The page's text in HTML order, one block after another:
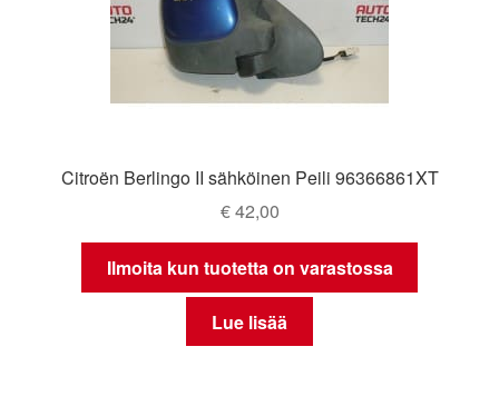
Citroën Berlingo II sähköinen Peili 96366861XT
€42,00
Ilmoita kun tuotetta on varastossa
Lue lisää